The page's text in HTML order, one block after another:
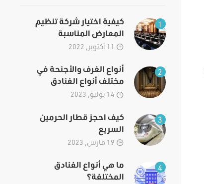
1
كيفية اختيار شركة تنظيم
المعارض المناسبة
2
أنواع الغرف والأجنحة في
مختلف أنواع الفنادق
3
كيف احجز قطار الحرمين
السريع
4
ما هي أنواع الفنادق
المختلفة؟